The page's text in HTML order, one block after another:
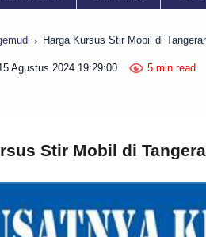
Harga Kursus Stir Mobil di
Agustus 2024 19:29:00 5 min read
Stir Mobil di